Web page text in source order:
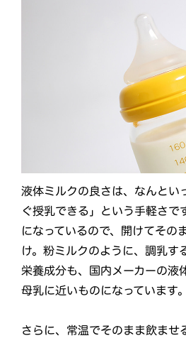
液体ミルクの良さは、なんとい
ぐ授乳できる」という手軽さで
になっているので、開けてその
け。粉ミルクのように、調乳す
栄養成分も、国内メーカーの液
母乳に近いものになっています。
さらに、常温でそのまま飲ませ